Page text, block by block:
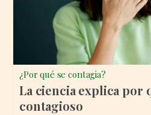
¿Por qué se contagia?
La ciencia explica por
contagioso